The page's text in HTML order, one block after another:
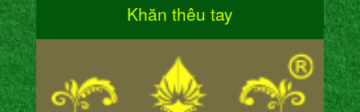
Khăn thêu tay